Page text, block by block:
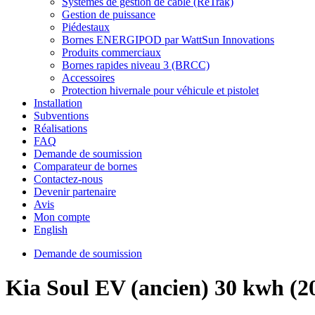
Gestion de puissance
Piédestaux
Bornes ENERGIPOD par WattSun Innovations
Produits commerciaux
Bornes rapides niveau 3 (BRCC)
Accessoires
Protection hivernale pour véhicule et pistolet
Installation
Subventions
Réalisations
FAQ
Demande de soumission
Comparateur de bornes
Contactez-nous
Devenir partenaire
Avis
Mon compte
English
Demande de soumission
Kia Soul EV (ancien) 30 kwh